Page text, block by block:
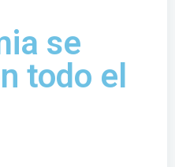
se
todo el